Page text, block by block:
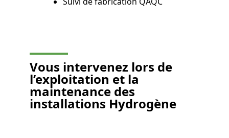
Vous intervenez lors de
l’exploitation et la
maintenance des
installations Hydrogène